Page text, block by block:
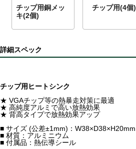
チップ用銅メッ
キ(2個)
チップ用(4個)
詳細スペック
チップ用ヒートシンク
★ VGAチップ等の熱暴走対策に最適
★ 高純度アルミで高い放熱効果
★ 背高タイプで放熱効果アップ
■ サイズ (公差±1mm)：W38×D38×H20mm
■ 材質：アルミニウム
■ 付属品：熱伝導シール